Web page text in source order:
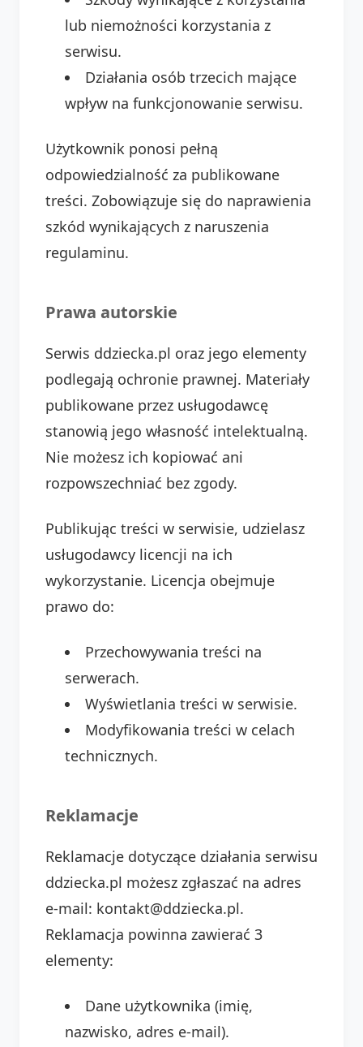
lub niemożności korzystania z
serwisu.
Działania osób trzecich mające
wpływ na funkcjonowanie serwisu.
Użytkownik ponosi pełną
odpowiedzialność za publikowane
treści. Zobowiązuje się do naprawienia
szkód wynikających z naruszenia
regulaminu.
Prawa autorskie
Serwis ddziecka.pl oraz jego elementy
podlegają ochronie prawnej. Materiały
publikowane przez usługodawcę
stanowią jego własność intelektualną.
Nie możesz ich kopiować ani
rozpowszechniać bez zgody.
Publikując treści w serwisie, udzielasz
usługodawcy licencji na ich
wykorzystanie. Licencja obejmuje
prawo do:
Przechowywania treści na
serwerach.
Wyświetlania treści w serwisie.
Modyfikowania treści w celach
technicznych.
Reklamacje
Reklamacje dotyczące działania serwisu
ddziecka.pl możesz zgłaszać na adres
e-mail: kontakt@ddziecka.pl.
Reklamacja powinna zawierać 3
elementy:
Dane użytkownika (imię,
nazwisko, adres e-mail).